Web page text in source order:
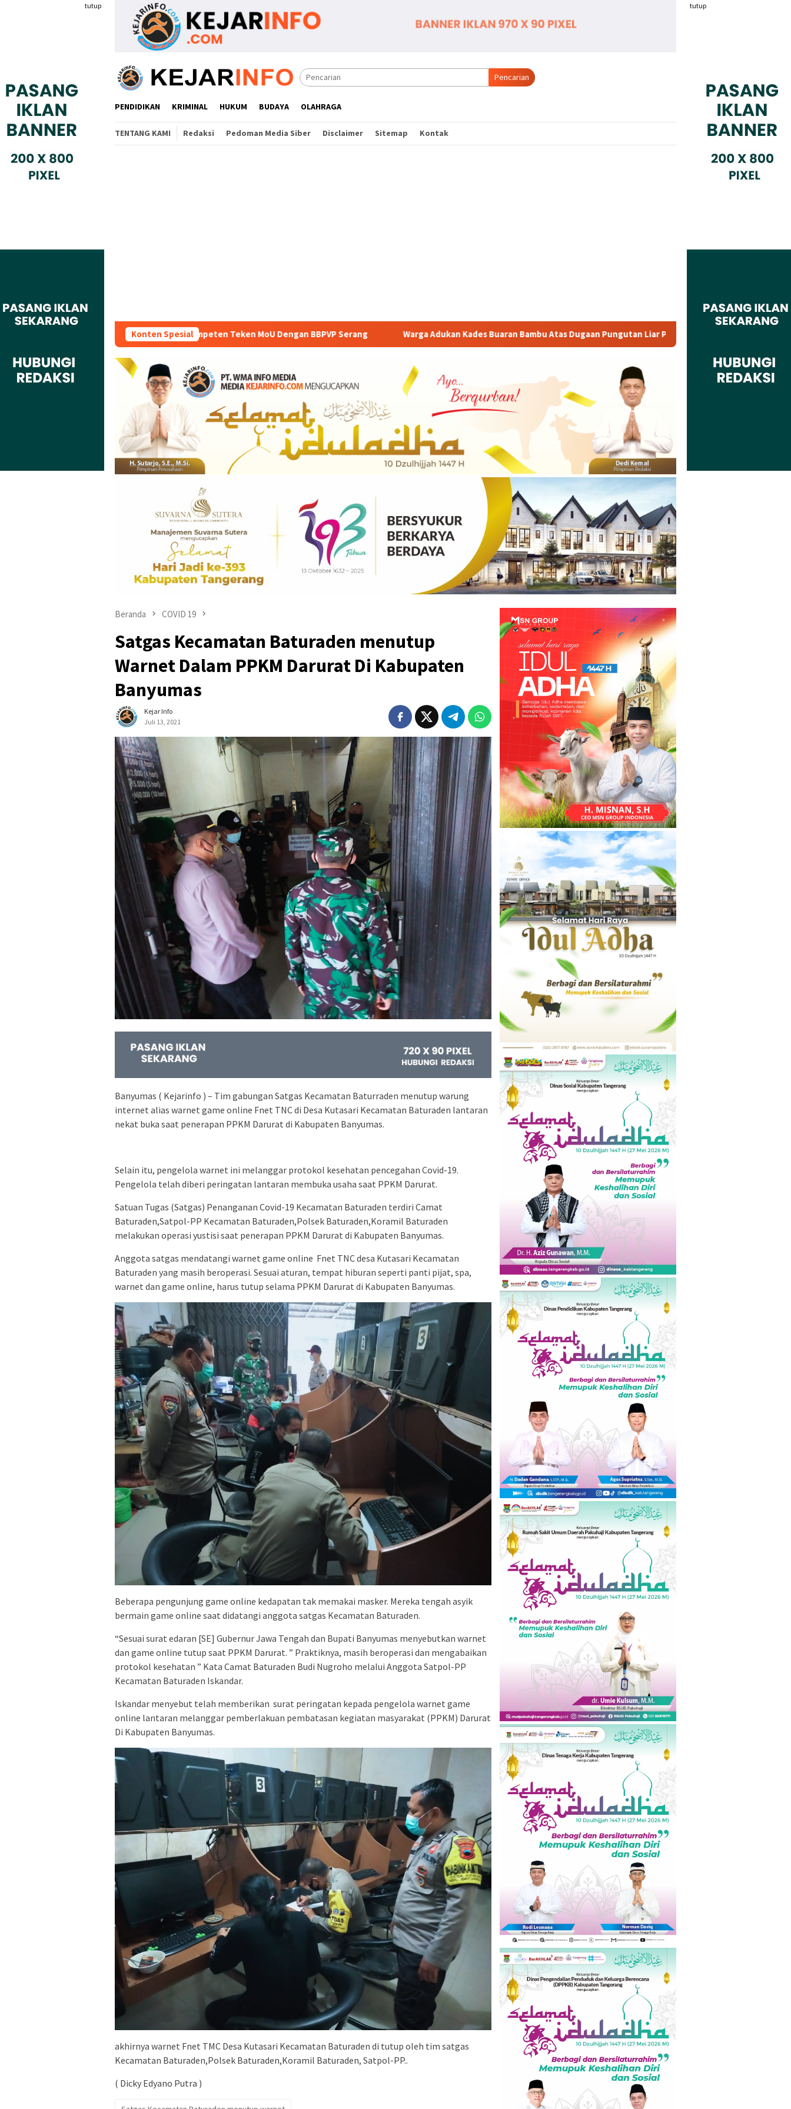
tutup tutup
Pencarian
PENDIDIKAN KRIMINAL HUKUM BUDAYA OLAHRAGA
TENTANG KAMI Redaksi Pedoman Media Siber Disclaimer Sitemap Kontak
Konten Spesial
Kompeten Teken MoU Dengan BBPVP Serang Warga Adukan Kades Buaran Bambu Atas Dugaan Pungutan Liar Pengurusan PM 1 Dianggap Tidak Profesional, PT. Rajeg
Beranda COVID 19
Satgas Kecamatan Baturaden menutup
Warnet Dalam PPKM Darurat Di Kabupaten
Banyumas
Kejar Info
Juli 13, 2021
Banyumas ( Kejarinfo ) – Tim gabungan Satgas Kecamatan Baturraden menutup warung
internet alias warnet game online Fnet TNC di Desa Kutasari Kecamatan Baturaden lantaran
nekat buka saat penerapan PPKM Darurat di Kabupaten Banyumas.
Selain itu, pengelola warnet ini melanggar protokol kesehatan pencegahan Covid-19.
Pengelola telah diberi peringatan lantaran membuka usaha saat PPKM Darurat.
Satuan Tugas (Satgas) Penanganan Covid-19 Kecamatan Baturaden terdiri Camat
Baturaden,Satpol-PP Kecamatan Baturaden,Polsek Baturaden,Koramil Baturaden
melakukan operasi yustisi saat penerapan PPKM Darurat di Kabupaten Banyumas.
Anggota satgas mendatangi warnet game online Fnet TNC desa Kutasari Kecamatan
Baturaden yang masih beroperasi. Sesuai aturan, tempat hiburan seperti panti pijat, spa,
warnet dan game online, harus tutup selama PPKM Darurat di Kabupaten Banyumas.
Beberapa pengunjung game online kedapatan tak memakai masker. Mereka tengah asyik
bermain game online saat didatangi anggota satgas Kecamatan Baturaden.
“Sesuai surat edaran [SE] Gubernur Jawa Tengah dan Bupati Banyumas menyebutkan warnet
dan game online tutup saat PPKM Darurat. ” Praktiknya, masih beroperasi dan mengabaikan
protokol kesehatan ” Kata Camat Baturaden Budi Nugroho melalui Anggota Satpol-PP
Kecamatan Baturaden Iskandar.
Iskandar menyebut telah memberikan surat peringatan kepada pengelola warnet game
online lantaran melanggar pemberlakuan pembatasan kegiatan masyarakat (PPKM) Darurat
Di Kabupaten Banyumas.
akhirnya warnet Fnet TMC Desa Kutasari Kecamatan Baturaden di tutup oleh tim satgas
Kecamatan Baturaden,Polsek Baturaden,Koramil Baturaden, Satpol-PP..
( Dicky Edyano Putra )